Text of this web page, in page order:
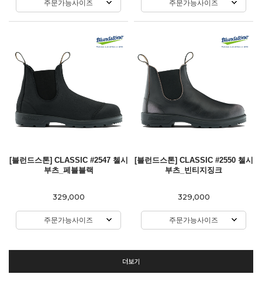
주문가능사이즈 주문가능사이즈
[블런드스톤] CLASSIC #2547 첼시
부츠_페블블랙
329,000
주문가능사이즈
[블런드스톤] CLASSIC #2550 첼시
부츠_빈티지징크
329,000
주문가능사이즈
더보기